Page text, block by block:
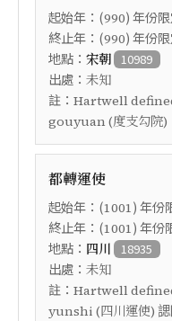
起始年：(990) 年份限
終止年：(990) 年份限
地點： 宋朝 10989
出處： 未知
註： Hartwell
gouyuan (度支勾院)
都轉運使
起始年：(1001) 年份
終止年：(1001) 年份
地點： 四川 18935
出處： 未知
註： Hartwell
yunshi (四川運使) 諰